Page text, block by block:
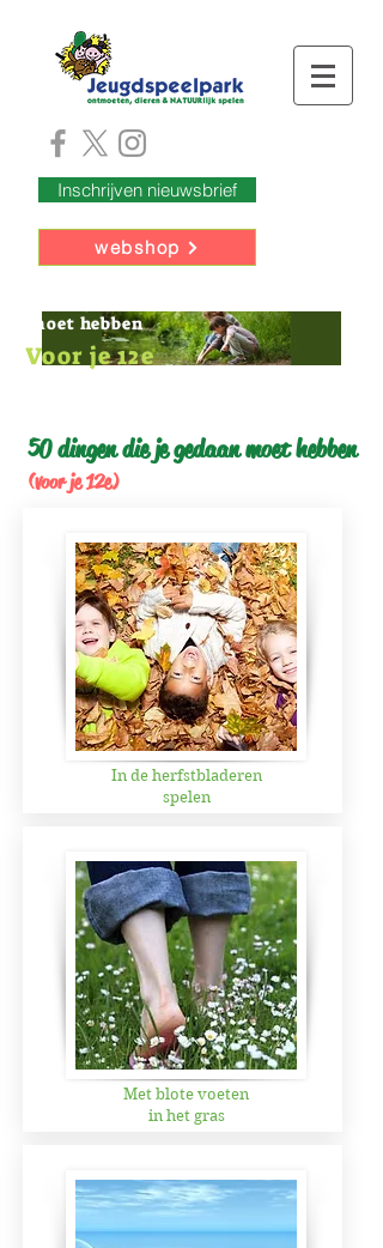
Inschrijven nieuwsbrief
webshop
moet hebben
Voor je 12e
50 dingen die je gedaan moet hebben
(voor je 12e)
In de herfstbladeren
spelen
Met blote voeten
in het gras